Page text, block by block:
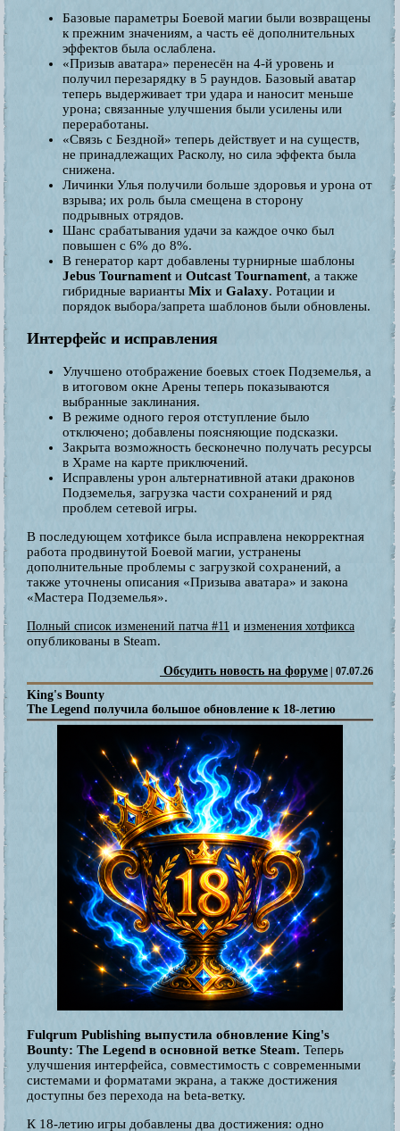
Базовые параметры Боевой магии были возвращены
к прежним значениям, а часть её дополнительных
эффектов была ослаблена.
«Призыв аватара» перенесён на 4-й уровень и
получил перезарядку в 5 раундов. Базовый аватар
теперь выдерживает три удара и наносит меньше
урона; связанные улучшения были усилены или
переработаны.
«Связь с Бездной» теперь действует и на существ,
не принадлежащих Расколу, но сила эффекта была
снижена.
Личинки Улья получили больше здоровья и урона от
взрыва; их роль была смещена в сторону
подрывных отрядов.
Шанс срабатывания удачи за каждое очко был
повышен с 6% до 8%.
В генератор карт добавлены турнирные шаблоны
Jebus Tournament и Outcast Tournament, а также
гибридные варианты Mix и Galaxy. Ротации и
порядок выбора/запрета шаблонов были обновлены.
Интерфейс и исправления
Улучшено отображение боевых стоек Подземелья, а
в итоговом окне Арены теперь показываются
выбранные заклинания.
В режиме одного героя отступление было
отключено; добавлены поясняющие подсказки.
Закрыта возможность бесконечно получать ресурсы
в Храме на карте приключений.
Исправлены урон альтернативной атаки драконов
Подземелья, загрузка части сохранений и ряд
проблем сетевой игры.
В последующем хотфиксе была исправлена некорректная
работа продвинутой Боевой магии, устранены
дополнительные проблемы с загрузкой сохранений, а
также уточнены описания «Призыва аватара» и закона
«Мастера Подземелья».
Полный список изменений патча #11 и изменения хотфикса
опубликованы в Steam.
Обсудить новость на форуме | 07.07.26
King's Bounty
The Legend получила большое обновление к 18-летию
Fulqrum Publishing выпустила обновление King's
Bounty: The Legend в основной ветке Steam. Теперь
улучшения интерфейса, совместимость с современными
системами и форматами экрана, а также достижения
доступны без перехода на beta-ветку.
К 18-летию игры добавлены два достижения: одно